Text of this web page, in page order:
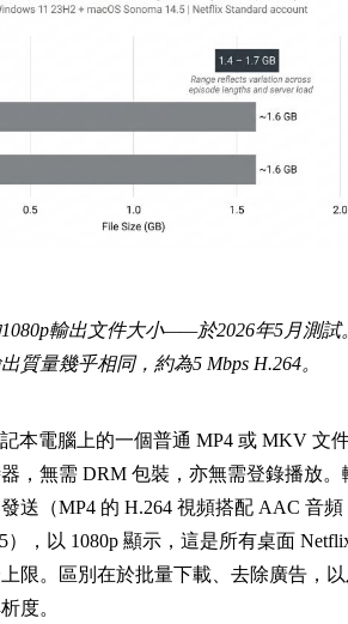
輸出文件大小——於2026年5月測試
質量幾乎相同，約為5 Mbps H.264。
本電腦上的一個普通 MP4 或 MKV 文
，無需 DRM 包裝，亦無需登錄播放。
送（MP4 的 H.264 視頻搭配 AAC 音頻
，以 1080p 顯示，這是所有桌面
限。區別在於批量下載、去除廣告，
度。